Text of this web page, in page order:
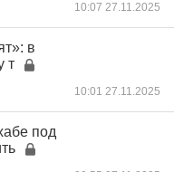
10:07 27.11.2025
в
т
10:01 27.11.2025
под